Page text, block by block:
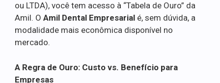
ou LTDA), você tem acesso à “Tabela de Ouro” da
Amil. O Amil Dental Empresarial é, sem dúvida, a
modalidade mais econômica disponível no
mercado.
A Regra de Ouro: Custo vs. Benefício para
Empresas